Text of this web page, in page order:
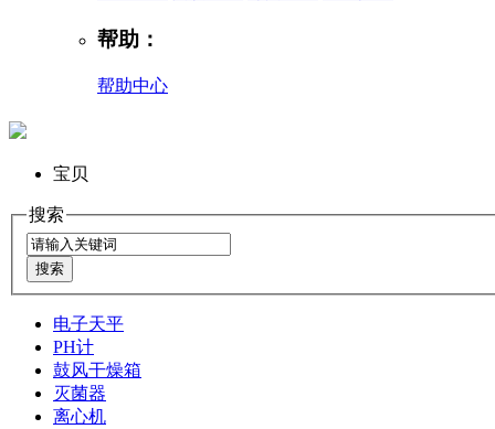
帮助：
帮助中心
宝贝
搜索
电子天平
PH计
鼓风干燥箱
灭菌器
离心机